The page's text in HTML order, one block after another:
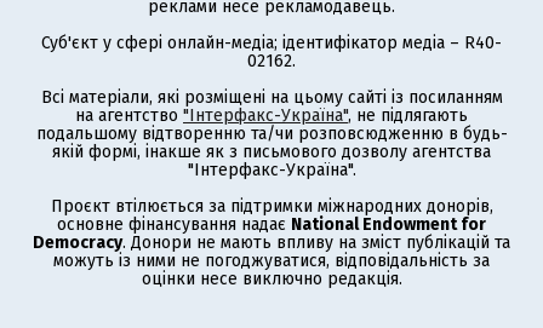
реклами несе рекламодавець.
Суб'єкт у сфері онлайн-медіа; ідентифікатор медіа – R40-
02162.
Всі матеріали, які розміщені на цьому сайті із посиланням
на агентство "Інтерфакс-Україна", не підлягають
подальшому відтворенню та/чи розповсюдженню в будь-
якій формі, інакше як з письмового дозволу агентства
"Інтерфакс-Україна".
Проєкт втілюється за підтримки міжнародних донорів,
основне фінансування надає National Endowment for
Democracy. Донори не мають впливу на зміст публікацій та
можуть із ними не погоджуватися, відповідальність за
оцінки несе виключно редакція.